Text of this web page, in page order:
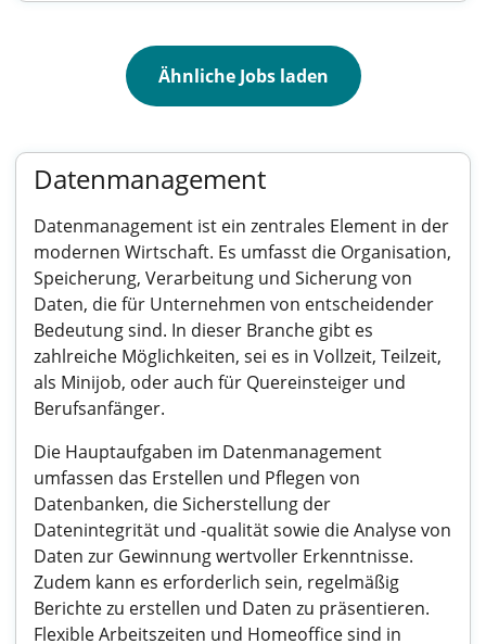
Ähnliche Jobs laden
Datenmanagement
Datenmanagement ist ein zentrales Element in der
modernen Wirtschaft. Es umfasst die Organisation,
Speicherung, Verarbeitung und Sicherung von
Daten, die für Unternehmen von entscheidender
Bedeutung sind. In dieser Branche gibt es
zahlreiche Möglichkeiten, sei es in Vollzeit, Teilzeit,
als Minijob, oder auch für Quereinsteiger und
Berufsanfänger.
Die Hauptaufgaben im Datenmanagement
umfassen das Erstellen und Pflegen von
Datenbanken, die Sicherstellung der
Datenintegrität und -qualität sowie die Analyse von
Daten zur Gewinnung wertvoller Erkenntnisse.
Zudem kann es erforderlich sein, regelmäßig
Berichte zu erstellen und Daten zu präsentieren.
Flexible Arbeitszeiten und Homeoffice sind in